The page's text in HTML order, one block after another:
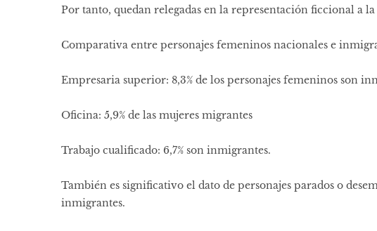
Por tanto, quedan relegadas en la representación ficcional a
Comparativa entre personajes femeninos nacionales e
Empresaria superior: 8,3% de los personajes femeninos son
Oficina: 5,9% de las mujeres migrantes
Trabajo cualificado: 6,7% son inmigrantes.
También es significativo el dato de personajes parados o
inmigrantes.